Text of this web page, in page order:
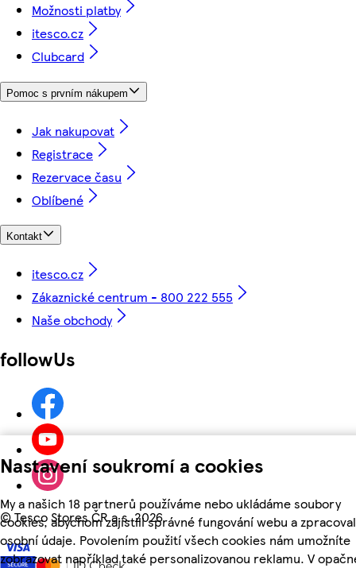
Nastavení soukromí a cookies
My a našich 18 partnerů používáme nebo ukládáme soubory
cookies, abychom zajistili správné fungování webu a
osobní údaje. Povolením použití všech cookies nám umožníte
zobrazovat například také personalizovanou reklamu. V
Možnosti platby
itesco.cz
Clubcard
Pomoc s prvním nákupem
Jak nakupovat
Registrace
Rezervace času
Oblíbené
Kontakt
itesco.cz
Zákaznické centrum - 800 222 555
Naše obchody
followUs
©Tesco Stores ČR a.s. 2026